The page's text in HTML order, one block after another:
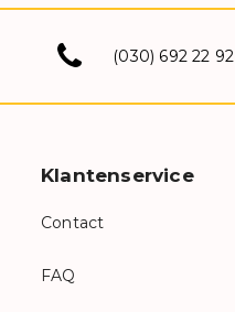
(030) 692 22 92
Klantenservice
Contact
FAQ